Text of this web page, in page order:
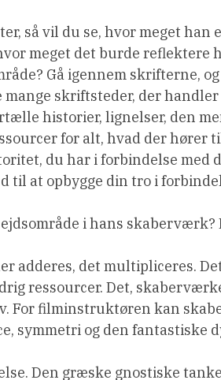
så vil du se, hvor meget han
meget det burde reflektere
Gå igennem skrifterne,
skriftsteder, der
historier, lignelser, den
for alt, hvad der hører
du har i forbindelse med
til at opbygge din tro i
i hans
adderes, det multipliceres.
ressourcer. Det,
For filminstruktøren kan
symmetri og den fantastiske
Den græske gnostiske